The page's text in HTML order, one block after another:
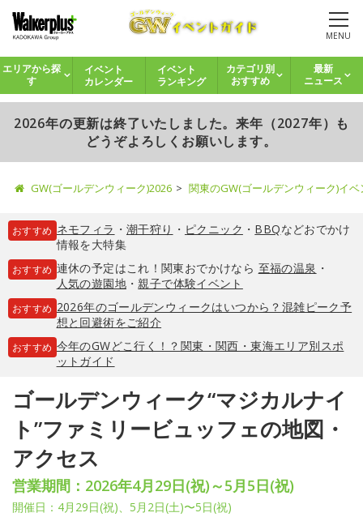
MENU
エリアから探
す
イベント
カレンダー
イベント
ランキング
カテゴリ別
おすすめ
最新
ニュース
2026年の更新は終了いたしました。来年（2027年）も
どうぞよろしくお願いします。
GW(ゴールデンウィーク)2026 関東のGW(ゴールデンウィーク)イ
おすすめ ネモフィラ ・ 潮干狩り ・ ピクニック ・ BBQなどおでかけ
情報を大特集
おすすめ 連休の予定はこれ！関東おでかけなら 至福の温泉 ・
人気の遊園地・親子で体験イベント
おすすめ 2026年のゴールデンウィークはいつから？混雑ピーク予
想と回避術をご紹介
おすすめ 今年のGWどこ行く！？関東・関西・東海エリア別スポ
ットガイド
ゴールデンウィーク“マジカルナイ
ト”ファミリービュッフェの地図・
アクセス
営業期間：2026年4月29日(祝)～5月5日(祝)
開催日：4月29日(祝)、5月2日(土)〜5日(祝)